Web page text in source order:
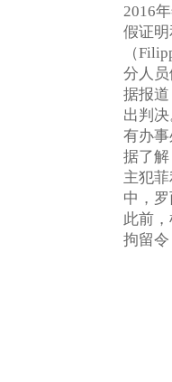
2016
假证
（
分人员
据报
出判
有办
据了
主犯
中，
此前
拘留